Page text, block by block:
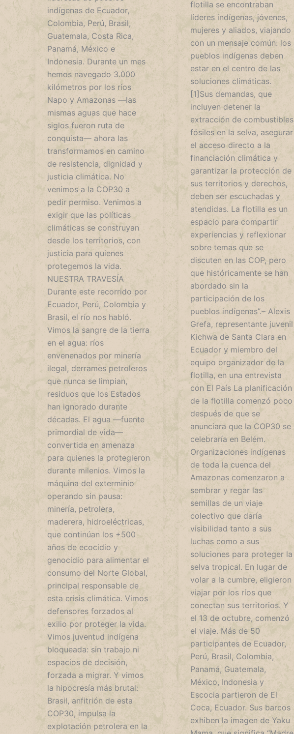
indígenas de Ecuador,
Colombia, Perú, Brasil,
Guatemala, Costa Rica,
Panamá, México e
Indonesia. Durante un mes
hemos navegado 3.000
kilómetros por los ríos
Napo y Amazonas —las
mismas aguas que hace
siglos fueron ruta de
conquista— ahora las
transformamos en camino
de resistencia, dignidad y
justicia climática. No
venimos a la COP30 a
pedir permiso. Venimos a
exigir que las políticas
climáticas se construyan
desde los territorios, con
justicia para quienes
protegemos la vida.
NUESTRA TRAVESÍA
Durante este recorrido por
Ecuador, Perú, Colombia y
Brasil, el río nos habló.
Vimos la sangre de la tierra
en el agua: ríos
envenenados por minería
ilegal, derrames petroleros
que nunca se limpian,
residuos que los Estados
han ignorado durante
décadas. El agua —fuente
primordial de vida—
convertida en amenaza
para quienes la protegieron
durante milenios. Vimos la
máquina del exterminio
operando sin pausa:
minería, petrolera,
maderera, hidroeléctricas,
que continúan los +500
años de ecocidio y
genocidio para alimentar el
consumo del Norte Global,
principal responsable de
esta crisis climática. Vimos
defensores forzados al
exilio por proteger la vida.
Vimos juventud indígena
bloqueada: sin trabajo ni
espacios de decisión,
forzada a migrar. Y vimos
la hipocresía más brutal:
Brasil, anfitrión de esta
COP30, impulsa la
explotación petrolera en la
flotilla se encontraban
líderes indígenas, jóvenes,
mujeres y aliados, viajando
con un mensaje común: los
pueblos indígenas deben
estar en el centro de las
soluciones climáticas.
[1]Sus demandas, que
incluyen detener la
extracción de combustibles
fósiles en la selva, asegurar
el acceso directo a la
financiación climática y
garantizar la protección de
sus territorios y derechos,
deben ser escuchadas y
atendidas. La flotilla es un
espacio para compartir
experiencias y reflexionar
sobre temas que se
discuten en las COP, pero
que históricamente se han
abordado sin la
participación de los
pueblos indígenas”.– Alexis
Grefa, representante juvenil
Kichwa de Santa Clara en
Ecuador y miembro del
equipo organizador de la
flotilla, en una entrevista
con El País La planificación
de la flotilla comenzó poco
después de que se
anunciara que la COP30 se
celebraría en Belém.
Organizaciones indígenas
de toda la cuenca del
Amazonas comenzaron a
sembrar y regar las
semillas de un viaje
colectivo que daría
visibilidad tanto a sus
luchas como a sus
soluciones para proteger la
selva tropical. En lugar de
volar a la cumbre, eligieron
viajar por los ríos que
conectan sus territorios. Y
el 13 de octubre, comenzó
el viaje. Más de 50
participantes de Ecuador,
Perú, Brasil, Colombia,
Panamá, Guatemala,
México, Indonesia y
Escocia partieron de El
Coca, Ecuador. Sus barcos
exhiben la imagen de Yaku